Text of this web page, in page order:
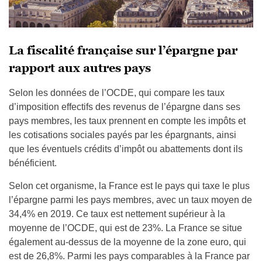
La fiscalité française sur l’épargne par
rapport aux autres pays
Selon les données de l’OCDE, qui compare les taux
d’imposition effectifs des revenus de l’épargne dans ses
pays membres, les taux prennent en compte les impôts et
les cotisations sociales payés par les épargnants, ainsi
que les éventuels crédits d’impôt ou abattements dont ils
bénéficient.
Selon cet organisme, la France est le pays qui taxe le plus
l’épargne parmi les pays membres, avec un taux moyen de
34,4% en 2019. Ce taux est nettement supérieur à la
moyenne de l’OCDE, qui est de 23%. La France se situe
également au-dessus de la moyenne de la zone euro, qui
est de 26,8%. Parmi les pays comparables à la France par